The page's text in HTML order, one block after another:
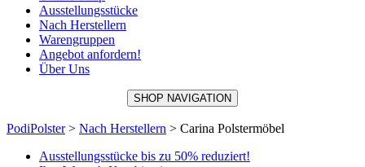
Ausstellungsstücke
Nach Herstellern
Warengruppen
Angebot anfordern!
Über Uns
SHOP NAVIGATION
PodiPolster> Nach Herstellern > Carina Polstermöbel
Ausstellungsstücke bis zu 50% reduziert!